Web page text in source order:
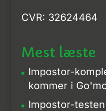
CVR: 32624464
Mest læste
Impostor-
kommer i
Impostor-testen